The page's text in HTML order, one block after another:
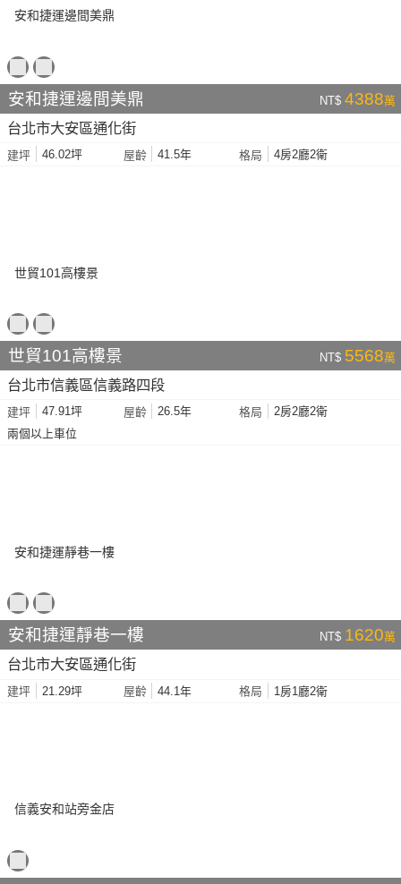
安和捷運邊間美鼎 NT$ 4388萬
台北市大安區通化街
建坪 46.02坪 屋齡 41.5年 格局 4房2廳2衛
世貿101高樓景 NT$ 5568萬
台北市信義區信義路四段
建坪 47.91坪 屋齡 26.5年 格局
2房2廳2衛
兩個以上車位
安和捷運靜巷一樓 NT$ 1620萬
台北市大安區通化街
建坪 21.29坪 屋齡 44.1年 格局 1房1廳2衛